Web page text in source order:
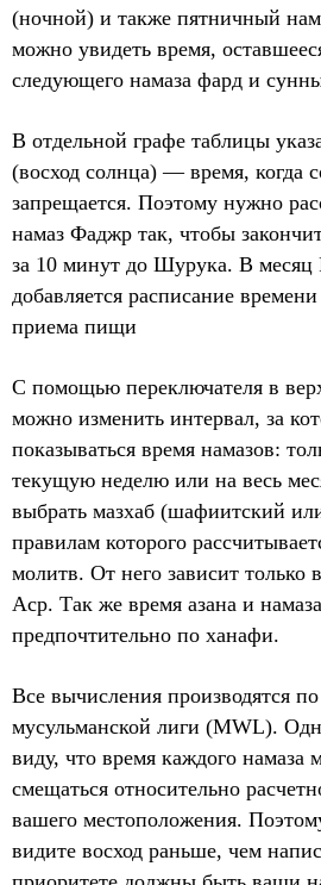
(ночной) и также пятничный
можно увидеть время,
следующего намаза фард и
В отдельной графе таблицы
(восход солнца) — время, когда
запрещается. Поэтому нужно
намаз Фаджр так, чтобы
за 10 минут до Шурука. В месяц
добавляется расписание
приема пищи
С помощью переключателя в
можно изменить интервал, за
показываться время намазов:
текущую неделю или на весь
выбрать мазхаб (шафиитский
правилам которого
молитв. От него зависит только
Аср. Так же время азана и
предпочтительно по ханафи.
Все вычисления производятся
мусульманской лиги (MWL).
виду, что время каждого намаза
смещаться относительно
вашего местоположения.
видите восход раньше, чем